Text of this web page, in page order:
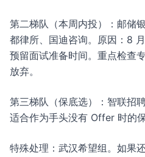
第二梯队（本周内投）：邮储
都律所、国迪咨询。原因：8
预留面试准备时间。重点检查
放弃。
第三梯队（保底选）：智联招
适合作为手头没有 Offer 时的保
特殊处理：武汉希望组。如果